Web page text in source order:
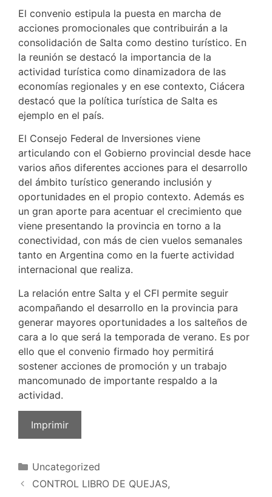
El convenio estipula la puesta en marcha de
acciones promocionales que contribuirán a la
consolidación de Salta como destino turístico. En
la reunión se destacó la importancia de la
actividad turística como dinamizadora de las
economías regionales y en ese contexto, Ciácera
destacó que la política turística de Salta es
ejemplo en el país.
El Consejo Federal de Inversiones viene
articulando con el Gobierno provincial desde hace
varios años diferentes acciones para el desarrollo
del ámbito turístico generando inclusión y
oportunidades en el propio contexto. Además es
un gran aporte para acentuar el crecimiento que
viene presentando la provincia en torno a la
conectividad, con más de cien vuelos semanales
tanto en Argentina como en la fuerte actividad
internacional que realiza.
La relación entre Salta y el CFI permite seguir
acompañando el desarrollo en la provincia para
generar mayores oportunidades a los salteños de
cara a lo que será la temporada de verano. Es por
ello que el convenio firmado hoy permitirá
sostener acciones de promoción y un trabajo
mancomunado de importante respaldo a la
actividad.
Imprimir
Uncategorized
CONTROL LIBRO DE QUEJAS,